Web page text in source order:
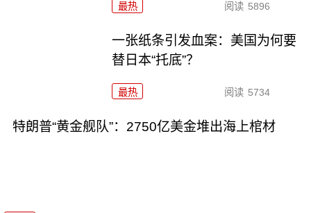
最热 阅读 5896
一张纸条引发血案：美国为何要
替日本“托底”？
最热 阅读 5734
特朗普“黄金舰队”：2750亿美金堆出海上棺材